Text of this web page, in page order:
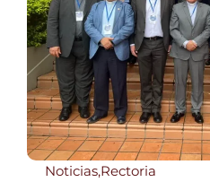
Noticias,Rectoria